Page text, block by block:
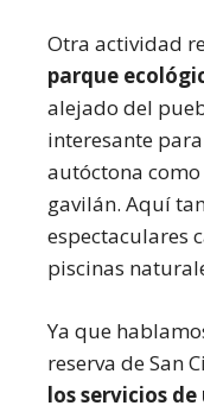
Otra actividad
parque
alejado del
interesante
autóctona
gavilán. Aquí
espectaculares
piscinas
Ya que
reserva de San
los servicios